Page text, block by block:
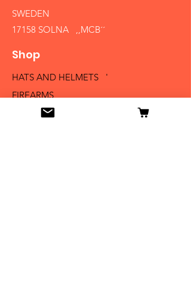
SWEDEN
17158 SOLNA ,,MCB´´
Shop
HATS AND HELMETS '
FIREARMS
MEDALS AND BADGES